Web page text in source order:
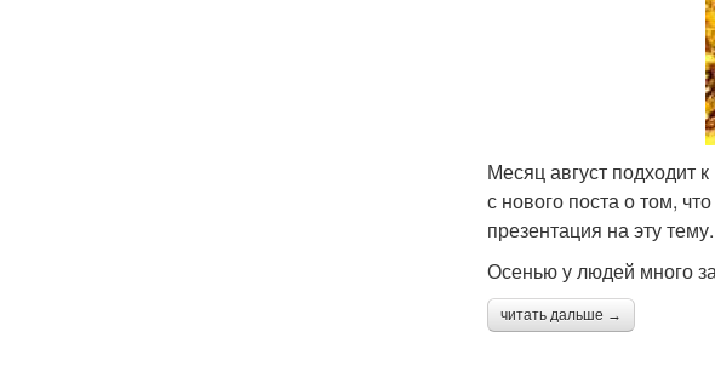
Месяц август подходит
с нового поста о том,
презентация на эту тему.
Осенью у людей много
читать дальше →